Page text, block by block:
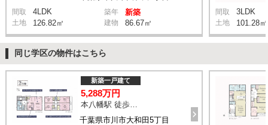
間取 4LDK 築年 新築
土地 126.82㎡ 建物 86.67㎡
間取 3LDK
土地 101.28㎡
同じ学区の物件はこちら
千葉県市川市大和田5丁目
新築一戸建て
5,288万円
本八幡駅 徒歩20分